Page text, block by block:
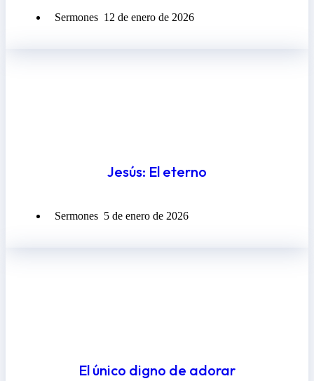
Sermones 12 de enero de 2026
Jesús: El eterno
Sermones 5 de enero de 2026
El único digno de adorar